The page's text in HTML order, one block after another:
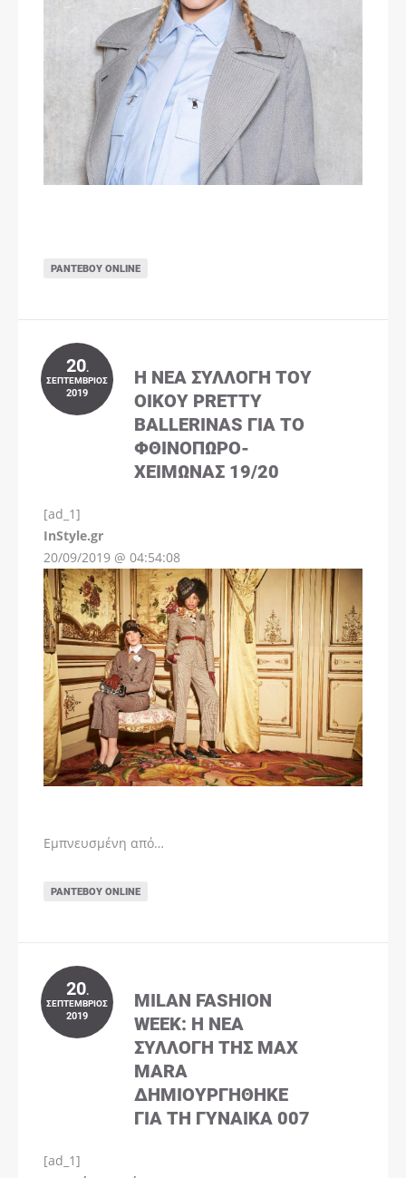
ΡΑΝΤΕΒΟΎ ONLINE
20.
ΣΕΠΤΈΜΒΡΙΟΣ
2019
Η ΝΈΑ ΣΥΛΛΟΓΉ ΤΟΥ
ΟΊΚΟΥ PRETTY
BALLERINAS ΓΙΑ ΤΟ
ΦΘΙΝΌΠΩΡΟ-
ΧΕΙΜΏΝΑΣ 19/20
[ad_1]
InStyle.gr
20/09/2019 @ 04:54:08
Εμπνευσμένη από…
ΡΑΝΤΕΒΟΎ ONLINE
20.
ΣΕΠΤΈΜΒΡΙΟΣ
2019
MILAN FASHION
WEEK: Η ΝΈΑ
ΣΥΛΛΟΓΉ ΤΗΣ MAX
MARA
ΔΗΜΙΟΥΡΓΉΘΗΚΕ
ΓΙΑ ΤΗ ΓΥΝΑΊΚΑ 007
[ad_1]